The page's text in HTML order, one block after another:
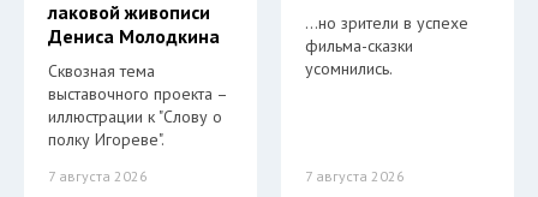
лаковой живописи
Дениса Молодкина
Сквозная тема
выставочного проекта –
иллюстрации к "Слову о
полку Игореве".
7 августа 2026
…но зрители в успехе
фильма-сказки
усомнились.
7 августа 2026